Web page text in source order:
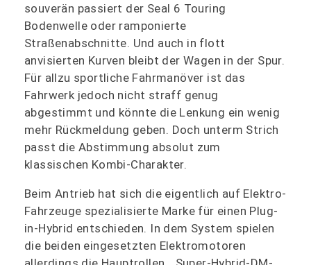
souverän passiert der Seal 6 Touring
Bodenwelle oder ramponierte
Straßenabschnitte. Und auch in flott
anvisierten Kurven bleibt der Wagen in der Spur.
Für allzu sportliche Fahrmanöver ist das
Fahrwerk jedoch nicht straff genug
abgestimmt und könnte die Lenkung ein wenig
mehr Rückmeldung geben. Doch unterm Strich
passt die Abstimmung absolut zum
klassischen Kombi-Charakter.
Beim Antrieb hat sich die eigentlich auf Elektro-
Fahrzeuge spezialisierte Marke für einen Plug-
in-Hybrid entschieden. In dem System spielen
die beiden eingesetzten Elektromotoren